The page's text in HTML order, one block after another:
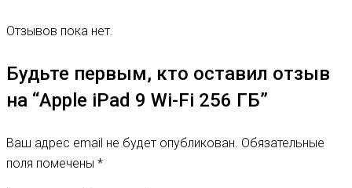
Отзывов пока нет.
Будьте первым, кто оставил отзыв
на “Apple iPad 9 Wi-Fi 256 ГБ”
Ваш адрес email не будет опубликован. Обязательные
поля помечены *